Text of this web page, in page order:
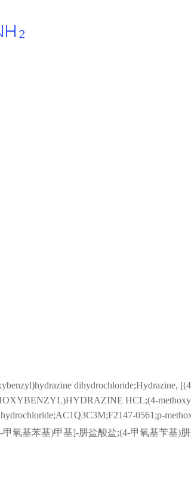
dihydrochloride;Hydrazine,
HCL;(4-
0561;p-
氧基苯基)甲基]-肼盐酸盐;(4-甲氧基苄基)